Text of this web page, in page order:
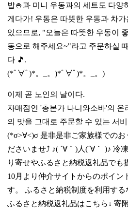
밥🍚과 미니 우동과의 세트도 다양
게다가! 우동은 따뜻한 우동과 차
있으므로, "오늘은 따뜻한 우동이
동으로 해주세요~"라고 주문하실
다 🎵.
(*ﾟ∀ﾟ)*。_。)*ﾟ∀ﾟ)*。_。)
이제 곧 노인의 날이다.
자매점인 '총본가 나니와소바'의 온
의 맛을 그대로 주문할 수 있는 서비
(*σ>∀<)σ 是非是非ご家族様でのお
ださいませ⤴️ ♪( ´∀｀)人(´∀｀ )♪ 冷
り寄せやふるさと納税返礼品でも
10月より仲介サイトからのポイン
す。 ふるさと納税制度を利用す
ふるさと納税返礼品はこちら↓ 寄